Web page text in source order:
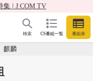
集 | J:COM TV
CS番組一覧 番組表
検索
麒麟